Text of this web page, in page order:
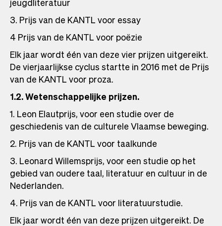
3. Prijs van de KANTL voor essay
4 Prijs van de KANTL voor poëzie
Elk jaar wordt één van deze vier prijzen uitgereikt.
De vierjaarlijkse cyclus startte in 2016 met de Prijs
van de KANTL voor proza.
1.2. Wetenschappelijke prijzen.
1. Leon Elautprijs, voor een studie over de
geschiedenis van de culturele Vlaamse beweging.
2. Prijs van de KANTL voor taalkunde
3. Leonard Willemsprijs, voor een studie op het
gebied van oudere taal, literatuur en cultuur in de
Nederlanden.
4. Prijs van de KANTL voor literatuurstudie.
Elk jaar wordt één van deze prijzen uitgereikt. De